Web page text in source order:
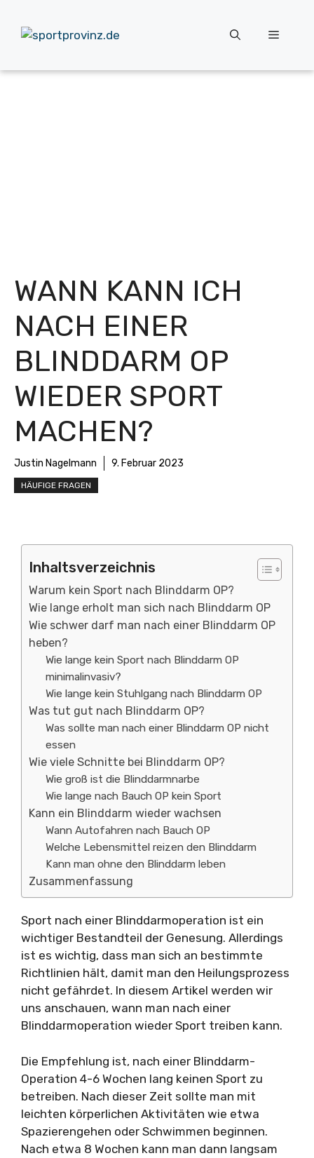
Inhalt
springen
Menü
WANN KANN ICH
NACH EINER
BLINDDARM OP
WIEDER SPORT
MACHEN?
Justin Nagelmann 9. Februar 2023
HÄUFIGE FRAGEN
Inhaltsverzeichnis
Warum kein Sport nach Blinddarm OP?
Wie lange erholt man sich nach Blinddarm OP
Wie schwer darf man nach einer Blinddarm OP
heben?
Wie lange kein Sport nach Blinddarm OP
minimalinvasiv?
Wie lange kein Stuhlgang nach Blinddarm OP
Was tut gut nach Blinddarm OP?
Was sollte man nach einer Blinddarm OP nicht
essen
Wie viele Schnitte bei Blinddarm OP?
Wie groß ist die Blinddarmnarbe
Wie lange nach Bauch OP kein Sport
Kann ein Blinddarm wieder wachsen
Wann Autofahren nach Bauch OP
Welche Lebensmittel reizen den Blinddarm
Kann man ohne den Blinddarm leben
Zusammenfassung
Sport nach einer Blinddarmoperation ist ein
wichtiger Bestandteil der Genesung. Allerdings
ist es wichtig, dass man sich an bestimmte
Richtlinien hält, damit man den Heilungsprozess
nicht gefährdet. In diesem Artikel werden wir
uns anschauen, wann man nach einer
Blinddarmoperation wieder Sport treiben kann.
Die Empfehlung ist, nach einer Blinddarm-
Operation 4-6 Wochen lang keinen Sport zu
betreiben. Nach dieser Zeit sollte man mit
leichten körperlichen Aktivitäten wie etwa
Spazierengehen oder Schwimmen beginnen.
Nach etwa 8 Wochen kann man dann langsam